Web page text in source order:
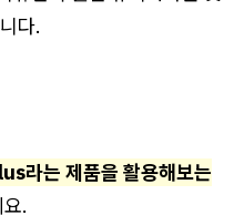
다.
라는 제품을 활용해보는
.